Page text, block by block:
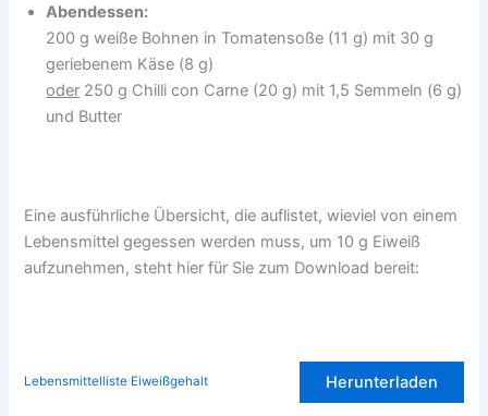
Abendessen:
200 g weiße Bohnen in Tomatensoße (11 g) mit 30 g
geriebenem Käse (8 g)
oder 250 g Chilli con Carne (20 g) mit 1,5 Semmeln (6 g)
und Butter
Eine ausführliche Übersicht, die auflistet, wieviel von einem
Lebensmittel gegessen werden muss, um 10 g Eiweiß
aufzunehmen, steht hier für Sie zum Download bereit:
Lebensmittelliste Eiweißgehalt Herunterladen